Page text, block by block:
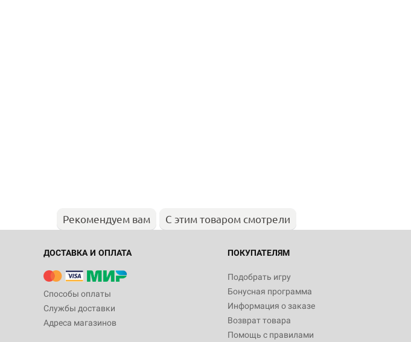
Рекомендуем вам С этим товаром смотрели
ДОСТАВКА И ОПЛАТА
Способы оплаты
Службы доставки
Адреса магазинов
ПОКУПАТЕЛЯМ
Подобрать игру
Бонусная программа
Информация о заказе
Возврат товара
Помощь с правилами